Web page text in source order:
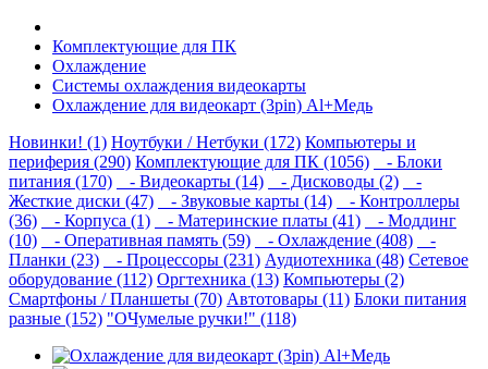
Комплектующие для ПК
Охлаждение
Системы охлаждения видеокарты
Охлаждение для видеокарт (3pin) Al+Медь
Новинки! (1) Ноутбуки / Нетбуки (172) Компьютеры и
периферия (290) Комплектующие для ПК (1056)
- Блоки
питания (170)
- Видеокарты (14) - Дисководы (2)
-
Жесткие диски (47)
- Звуковые карты (14)
- Контроллеры
(36)
- Корпуса (1) - Материнские платы (41)
- Моддинг
(10)
- Оперативная память (59) - Охлаждение (408)
-
Планки (23)
- Процессоры (231) Аудиотехника (48) Сетевое
оборудование (112) Оргтехника (13) Компьютеры (2)
Смартфоны / Планшеты (70) Автотовары (11) Блоки питания
разные (152) "ОЧумелые ручки!" (118)